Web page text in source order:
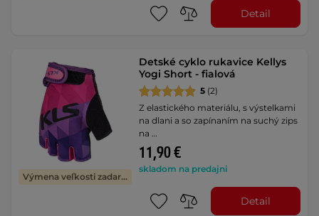
Detail
Výmena veľkosti zadarmo
Detské cyklo rukavice Kellys
Yogi Short - fialová
5 (2)
Z elastického materiálu, s výstelkami
na dlani a so zapínaním na suchý zips
na …
11,90 €
skladom na predajni
Detail